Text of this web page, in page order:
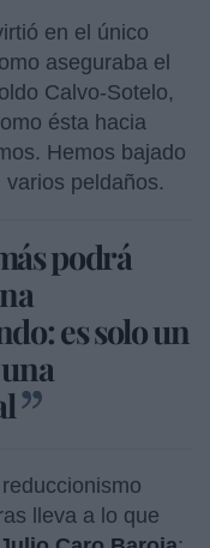
en el único
aseguraba el
Calvo-Sotelo,
ésta hacia
Hemos bajado
peldaños.
podrá
es solo un
lleva a lo que